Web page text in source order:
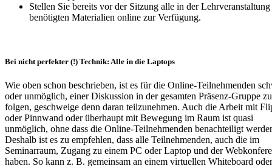
Stellen Sie bereits vor der Sitzung alle in der Lehrveranstaltung
benötigten Materialien online zur Verfügung.
Bei nicht perfekter (!) Technik: Alle in die Laptops
Wie oben schon beschrieben, ist es für die Online-Teilnehmenden
oder unmöglich, einer Diskussion in der gesamten Präsenz-Gruppe zu
folgen, geschweige denn daran teilzunehmen. Auch die Arbeit mit
oder Pinnwand oder überhaupt mit Bewegung im Raum ist quasi
unmöglich, ohne dass die Online-Teilnehmenden benachteiligt
Deshalb ist es zu empfehlen, dass alle Teilnehmenden, auch die im
Seminarraum, Zugang zu einem PC oder Laptop und der
haben. So kann z. B. gemeinsam an einem virtuellen Whiteboard